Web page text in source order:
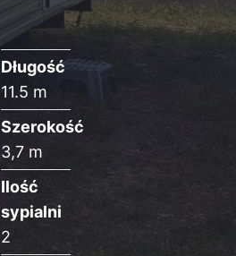
Długość
11.5 m
Szerokość
3,7 m
Ilość
sypialni
2